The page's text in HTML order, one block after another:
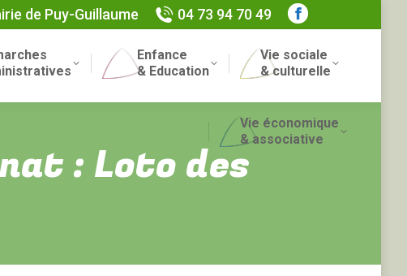
de Puy-Guillaume 04 73 94 70 49
Facebook
opens
new
window
Enfance
& Education
Vie sociale
& culturelle
Vie économique
& associative
: Loto des